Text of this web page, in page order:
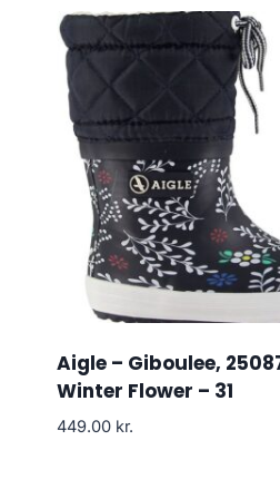
Aigle – Giboulee,
Winter Flower – 31
449.00 kr.